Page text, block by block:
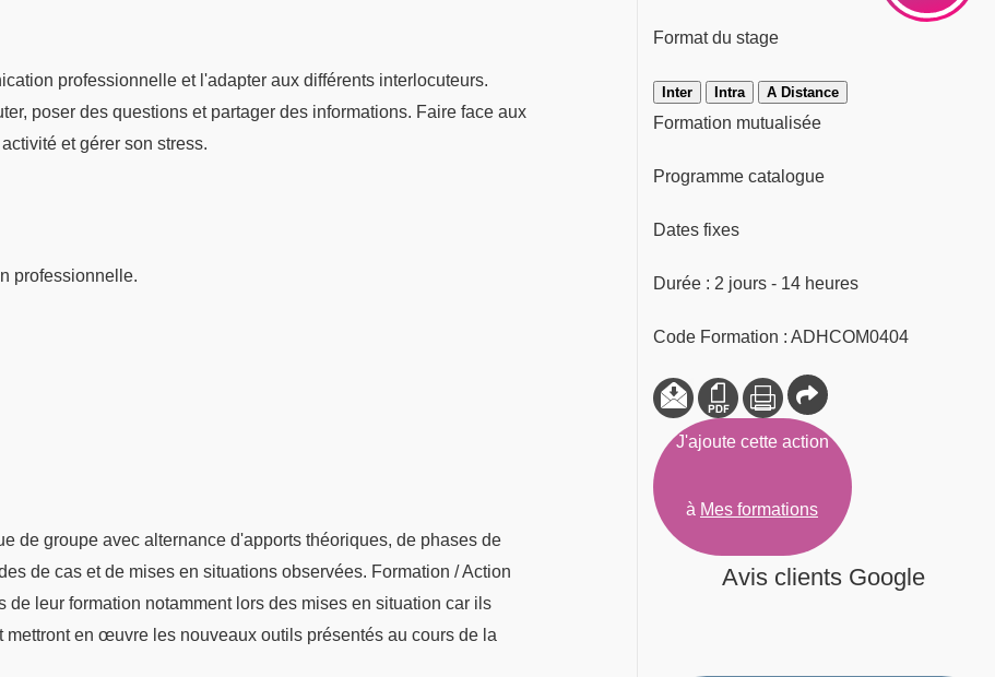
professionnelle et l'adapter aux différents interlocuteurs.
poser des questions et partager des informations. Faire face aux
et gérer son stress.
professionnelle.
de groupe avec alternance d'apports théoriques, de phases de
de cas et de mises en situations observées. Formation / Action
leur formation notamment lors des mises en situation car ils
en œuvre les nouveaux outils présentés au cours de la
Format du stage
Inter Intra A Distance
Formation mutualisée
Programme catalogue
Dates fixes
Durée : 2 jours - 14 heures
Code Formation : ADHCOM0404
J'ajoute cette action
à Mes formations
Avis clients Google